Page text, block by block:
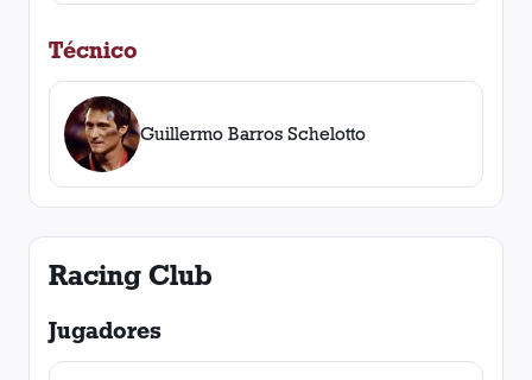
Técnico
Guillermo Barros Schelotto
Racing Club
Jugadores